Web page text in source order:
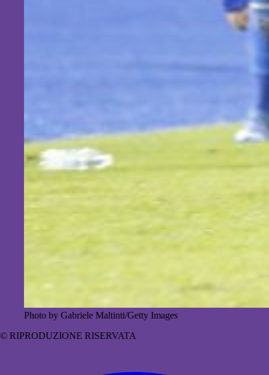
Photo by Gabriele Maltinti/Getty Images
© RIPRODUZIONE RISERVATA